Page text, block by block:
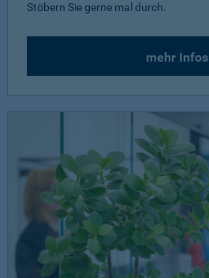
Stöbern Sie gerne mal durch.
mehr Infos